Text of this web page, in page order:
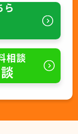
ら
相談